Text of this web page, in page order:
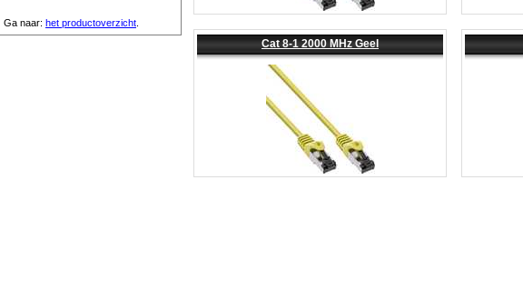
Cat 8-1 2000 MHz Geel
Ga naar: het productoverzicht